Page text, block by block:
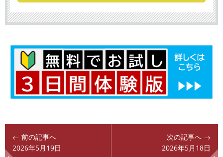
← 前の記事へ
2026年5月19日
次の記事へ →
2026年5月18日